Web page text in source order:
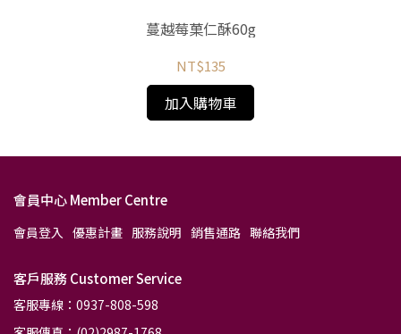
蔓越莓菓仁酥60g
NT$135
加入購物車
會員中心 Member Centre
會員登入 優惠計畫 服務說明 銷售通路 聯絡我們
客戶服務 Customer Service
客服專線：0937-808-598